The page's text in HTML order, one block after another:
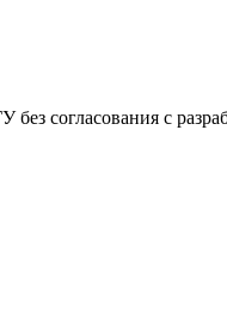
согласования с